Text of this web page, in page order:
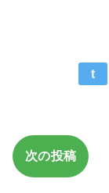
t
次の投稿